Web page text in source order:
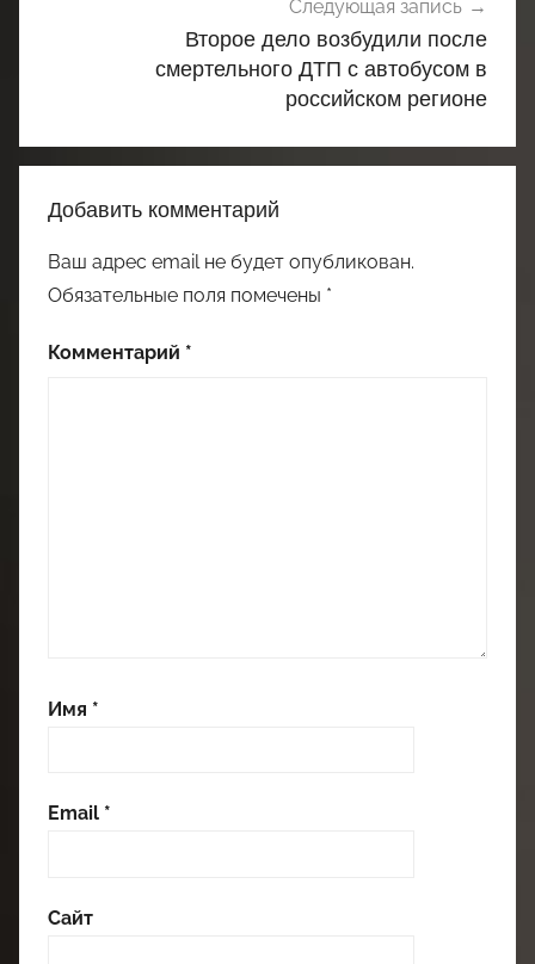
Следующая запись
Второе дело возбудили после
смертельного ДТП с автобусом в
российском регионе
Добавить комментарий
Ваш адрес email не будет опубликован.
Обязательные поля помечены *
Комментарий *
Имя *
Email *
Сайт